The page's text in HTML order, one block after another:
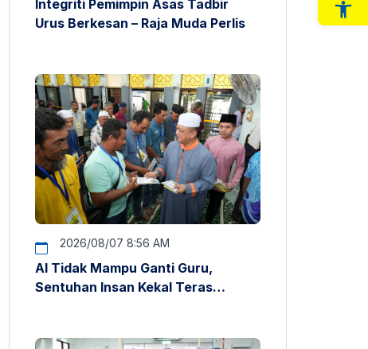
Integriti Pemimpin Asas Tadbir
Urus Berkesan – Raja Muda Perlis
2026/08/07 8:56 AM
AI Tidak Mampu Ganti Guru,
Sentuhan Insan Kekal Teras